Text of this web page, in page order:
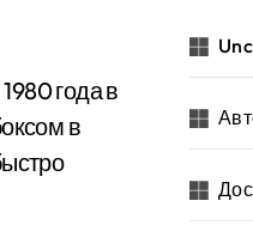
года в
в